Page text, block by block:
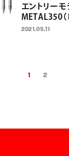
エントリー
METAL350
ンゴーゼロ
2021.05.11
1 2